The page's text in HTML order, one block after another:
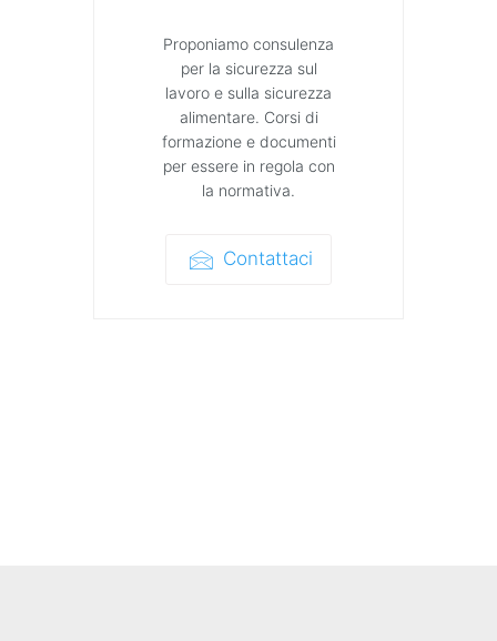
Proponiamo consulenza
per la sicurezza sul
lavoro e sulla sicurezza
alimentare. Corsi di
formazione e documenti
per essere in regola con
la normativa.
Contattaci